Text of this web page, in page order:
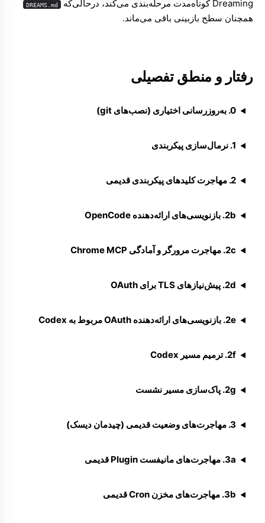
Dreaming کوتاه‌مدت مرحله‌بندی می‌کند، درحالی‌که DREAMS.md
همچنان سطح بازبینی باقی می‌ماند.
رفتار و منطق تفصیلی
0. به‌روزرسانی اختیاری (نصب‌های git)
1. نرمال‌سازی پیکربندی
2. مهاجرت کلیدهای پیکربندی قدیمی
2b. بازنویسی‌های ارائه‌دهنده OpenCode
2c. مهاجرت مرورگر و آمادگی Chrome MCP
2d. پیش‌نیازهای TLS برای OAuth
2e. بازنویسی‌های ارائه‌دهنده OAuth مربوط به Codex
2f. ترمیم مسیر Codex
2g. پاک‌سازی مسیر نشست
3. مهاجرت‌های وضعیت قدیمی (چیدمان دیسک)
3a. مهاجرت‌های مانیفست Plugin قدیمی
3b. مهاجرت‌های مخزن Cron قدیمی